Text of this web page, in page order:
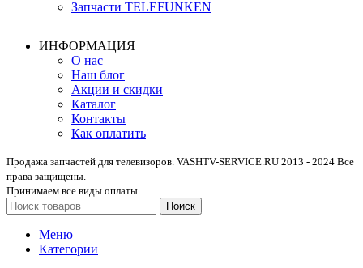
Запчасти TELEFUNKEN
ИНФОРМАЦИЯ
О нас
Наш блог
Акции и скидки
Каталог
Контакты
Как оплатить
Продажа запчастей для телевизоров. VASHTV-SERVICE.RU 2013 - 2024 Все
права защищены.
Принимаем все виды оплаты.
Поиск
Меню
Категории